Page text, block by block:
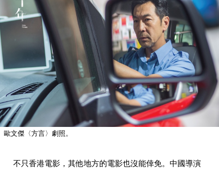
歐文傑〈方言〉劇照。
不只香港電影，其他地方的電影也沒能倖免。中國導演